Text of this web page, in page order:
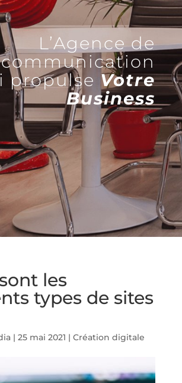
L’Agence de
communication
propulse Votre
Business
les
types de sites
| 25 mai 2021 | Création digitale